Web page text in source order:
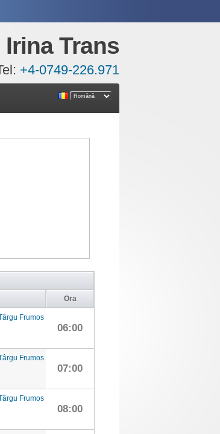
Irina Trans
+4-0749-226.971
Ora
Frumos
06:00
Frumos
07:00
Frumos
08:00